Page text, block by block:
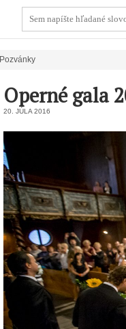
Pozvánky
Operné gala
20. JÚLA 2016